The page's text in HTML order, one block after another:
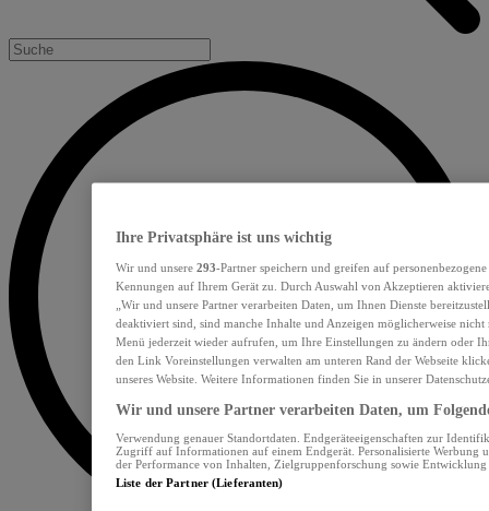
Ihre Privatsphäre ist uns wichtig
Wir und unsere 293-Partner speichern und greifen auf
Kennungen auf Ihrem Gerät zu. Durch Auswahl von Akzeptieren
„Wir und unsere Partner verarbeiten Daten, um Ihnen Dienste
deaktiviert sind, sind manche Inhalte und Anzeigen möglicherweise nicht
Menü jederzeit wieder aufrufen, um Ihre Einstellungen zu ändern oder
den Link Voreinstellungen verwalten am unteren Rand der Webseite
unseres Website. Weitere Informationen finden Sie in unserer
Wir und unsere Partner verarbeiten Daten, um
Verwendung genauer Standortdaten. Endgeräteeigenschaften zur
Zugriff auf Informationen auf einem Endgerät. Personalisierte Werbung
der Performance von Inhalten, Zielgruppenforschung sowie
Liste der Partner (Lieferanten)